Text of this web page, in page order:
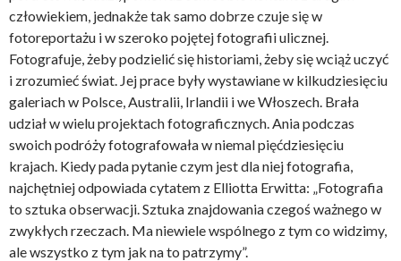
człowiekiem, jednakże tak samo dobrze czuje się w
fotoreportażu i w szeroko pojętej fotografii ulicznej.
Fotografuje, żeby podzielić się historiami, żeby się wciąż uczyć
i zrozumieć świat. Jej prace były wystawiane w kilkudziesięciu
galeriach w Polsce, Australii, Irlandii i we Włoszech. Brała
udział w wielu projektach fotograficznych. Ania podczas
swoich podróży fotografowała w niemal pięćdziesięciu
krajach. Kiedy pada pytanie czym jest dla niej fotografia,
najchętniej odpowiada cytatem z Elliotta Erwitta: „Fotografia
to sztuka obserwacji. Sztuka znajdowania czegoś ważnego w
zwykłych rzeczach. Ma niewiele wspólnego z tym co widzimy,
ale wszystko z tym jak na to patrzymy”.